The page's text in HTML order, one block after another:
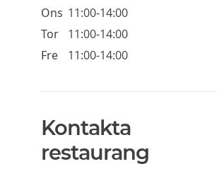
Ons 11:00-14:00
Tor
11:00-14:00
Fre
11:00-14:00
Kontakta
restaurang